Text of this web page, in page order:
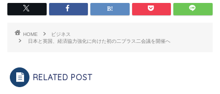
HOME
ビジネス
日本と英国、経済協力強化に向けた初の二プラス二会議を開催へ
RELATED POST